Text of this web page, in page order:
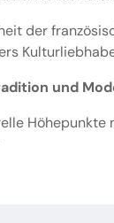
der
und